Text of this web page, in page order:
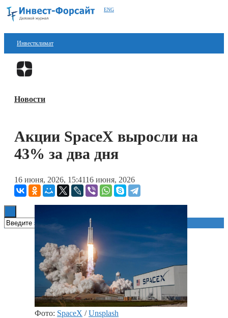
ENG
Инвестклимат
Финансы
Блокчейн
Технологии
Книги
Новости
Акции SpaceX выросли на
43% за два дня
16 июня, 2026, 15:4116 июня, 2026
Фото: SpaceX /Unsplash